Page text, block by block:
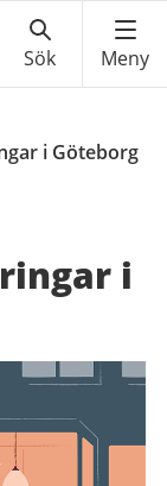
i Göteborg
i